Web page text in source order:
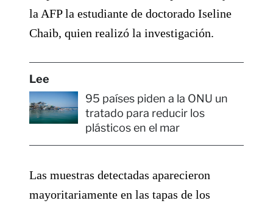
la AFP la estudiante de doctorado Iseline
Chaib, quien realizó la investigación.
Lee
95 países piden a la ONU un
tratado para reducir los
plásticos en el mar
Las muestras detectadas aparecieron
mayoritariamente en las tapas de los